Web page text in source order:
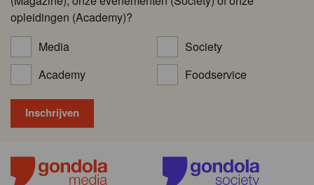
opleidingen (Academy)?
Media
Society
Academy
Foodservice